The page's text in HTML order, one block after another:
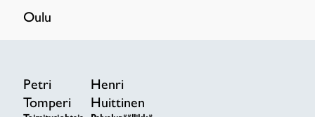
Oulu
Petri
Tomperi
Henri
Huittinen